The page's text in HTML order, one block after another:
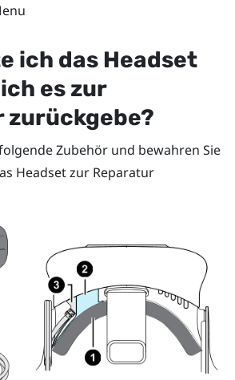
ich das Headset
es zur
zurückgebe?
Zubehör und bewahren Sie
Headset zur Reparatur